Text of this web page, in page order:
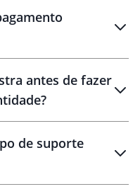
48 horas
antes de fazer
de suporte